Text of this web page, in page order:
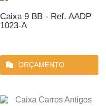
Caixa 9 BB - Ref. AADP
1023-A
ORÇAMENTO